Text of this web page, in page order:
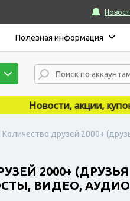
Полезная информация
Новости, акции,
друзей 2000+
2000+
ВИДЕО,